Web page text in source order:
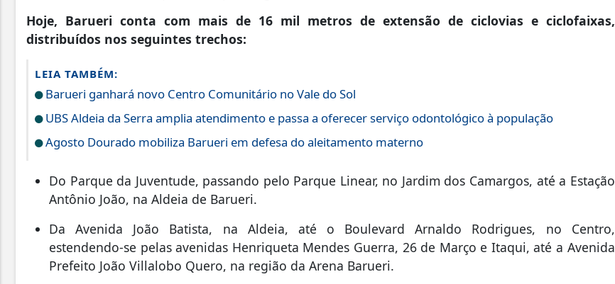
Hoje, Barueri conta com mais de 16 mil metros de extensão de ciclovias e ciclofaixas,
distribuídos nos seguintes trechos:
LEIA TAMBÉM:
Barueri ganhará novo Centro Comunitário no Vale do Sol
UBS Aldeia da Serra amplia atendimento e passa a oferecer serviço odontológico à população
Agosto Dourado mobiliza Barueri em defesa do aleitamento materno
Do Parque da Juventude, passando pelo Parque Linear, no Jardim dos Camargos, até a Estação
Antônio João, na Aldeia de Barueri.
Da Avenida João Batista, na Aldeia, até o Boulevard Arnaldo Rodrigues, no Centro,
estendendo-se pelas avenidas Henriqueta Mendes Guerra, 26 de Março e Itaqui, até a Avenida
Prefeito João Villalobo Quero, na região da Arena Barueri.